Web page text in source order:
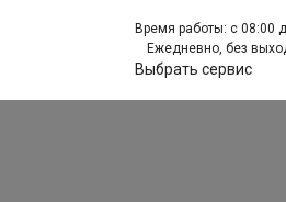
Время работы: с 08:00
Ежедневно, без
Выбрать сервис